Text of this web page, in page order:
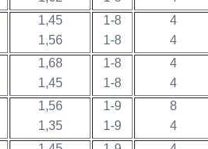
1,45
1,56
1-8
1-8
4
4
1,68
1,45
1-8
1-8
4
4
1,56
1,35
1-9
1-9
8
4